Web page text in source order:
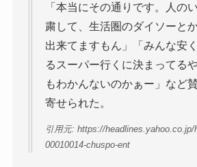
「本当にその通りです。人の
粛して、生活圏のダイソーと
出来てますもん」「みんな安
るスーパー行くに決まってる
もわかんないのかぁー」など
寄せられた。
引用元: https://headlines.yahoo.co.jp/
00010014-chuspo-ent